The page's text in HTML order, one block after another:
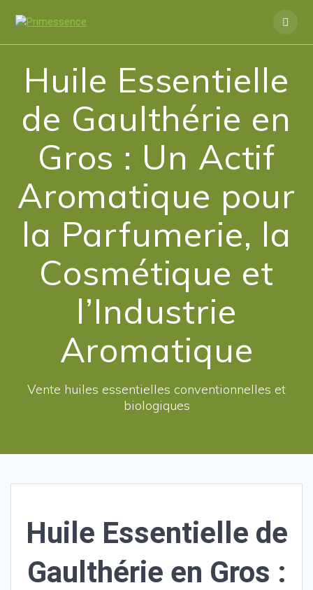
Huile Essentielle
de Gaulthérie en
Gros : Un Actif
Aromatique pour
la Parfumerie, la
Cosmétique et
l’Industrie
Aromatique
Vente huiles essentielles conventionnelles et
biologiques
Huile Essentielle de
Gaulthérie en Gros :